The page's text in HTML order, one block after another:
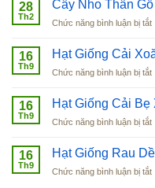
28
Th2
Cây Nho Thân
Chức năng bình luận bị tắtở
16
Th9
Hạt Giống Cải
Chức năng bình luận bị tắtở
16
Th9
Hạt Giống Cải Bẹ
Chức năng bình luận bị tắtở
16
Th9
Hạt Giống Rau
Chức năng bình luận bị tắtở